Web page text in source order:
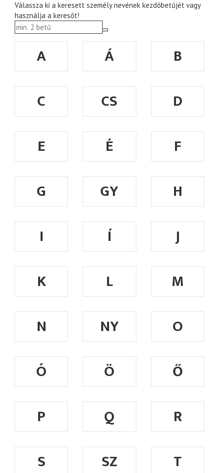
Válassza ki a keresett személy nevének kezdőbetűjét vagy
használja a keresőt!
A Á
B
C
CS
D
E
É
F
G
GY
H
I
Í
J
K
L
M
N
NY
O
Ó
Ö
Ő
P
Q
R
S
SZ T